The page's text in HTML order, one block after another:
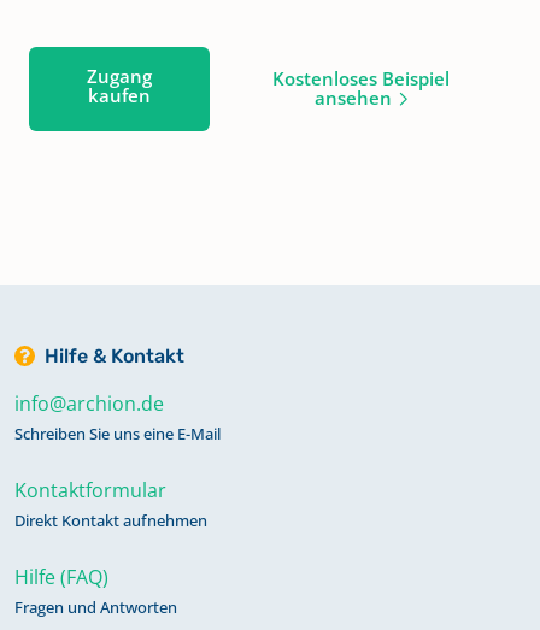
Zugang
kaufen
Kostenloses Beispiel
ansehen
Hilfe & Kontakt
info@archion.de
Schreiben Sie uns eine E-Mail
Kontaktformular
Direkt Kontakt aufnehmen
Hilfe (FAQ)
Fragen und Antworten